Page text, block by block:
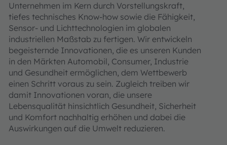
Unternehmen im Kern durch Vorstellungskraft,
tiefes technisches Know-how sowie die Fähigkeit,
Sensor‑ und Lichttechnologien im globalen
industriellen Maßstab zu fertigen. Wir entwickeln
begeisternde Innovationen, die es unseren Kunden
in den Märkten Automobil, Consumer, Industrie
und Gesundheit ermöglichen, dem Wettbewerb
einen Schritt voraus zu sein. Zugleich treiben wir
damit Innovationen voran, die unsere
Lebensqualität hinsichtlich Gesundheit, Sicherheit
und Komfort nachhaltig erhöhen und dabei die
Auswirkungen auf die Umwelt reduzieren.